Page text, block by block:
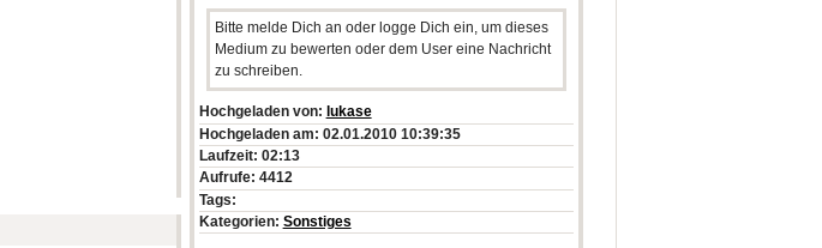
Bitte melde Dich an oder logge Dich ein, um dieses
Medium zu bewerten oder dem User eine Nachricht
zu schreiben.
Hochgeladen von: lukase
Hochgeladen am: 02.01.2010 10:39:35
Laufzeit: 02:13
Aufrufe: 4412
Tags:
Kategorien: Sonstiges